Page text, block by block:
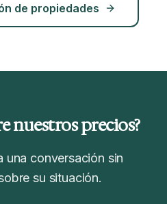
de propiedades
nuestros precios?
una conversación sin
su situación.